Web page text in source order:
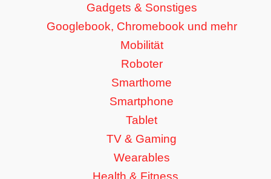
Gadgets & Sonstiges
Googlebook, Chromebook und mehr
Mobilität
Roboter
Smarthome
Smartphone
Tablet
TV & Gaming
Wearables
Health & Fitness